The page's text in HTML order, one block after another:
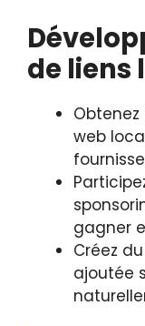
de liens
web
gagner
Créez
ajoutée